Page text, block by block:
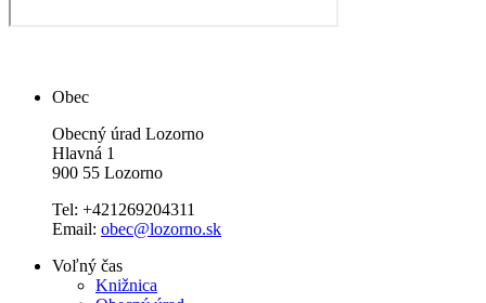
Obec
Obecný úrad Lozorno
Hlavná 1
900 55 Lozorno
Tel: +421269204311
Email: obec@lozorno.sk
Voľný čas
Knižnica